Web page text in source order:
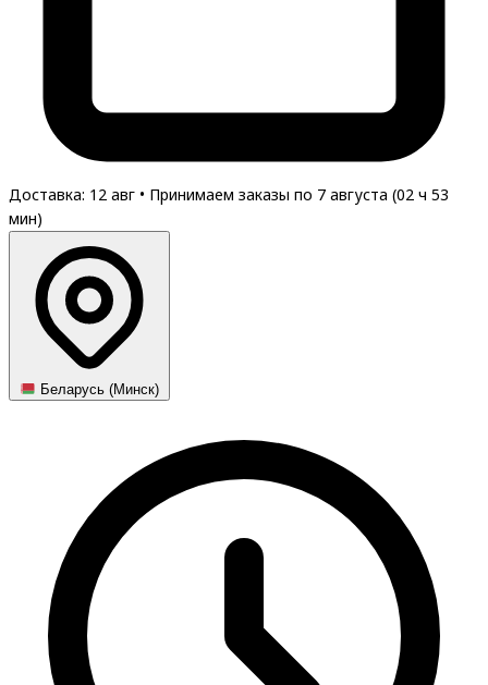
Доставка: 12 авг • Принимаем заказы по 7 августа (02 ч 53
мин)
Беларусь (Минск)